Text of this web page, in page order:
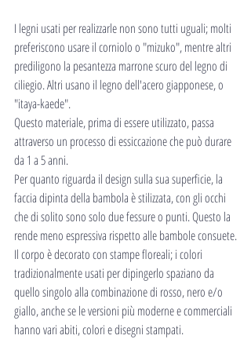
I legni usati per realizzarle non sono tutti uguali; molti
preferiscono usare il corniolo o "mizuko", mentre altri
prediligono la pesantezza marrone scuro del legno di
ciliegio. Altri usano il legno dell'acero giapponese, o
"itaya-kaede".
Questo materiale, prima di essere utilizzato, passa
attraverso un processo di essiccazione che può durare
da 1 a 5 anni.
Per quanto riguarda il design sulla sua superficie, la
faccia dipinta della bambola è stilizzata, con gli occhi
che di solito sono solo due fessure o punti. Questo la
rende meno espressiva rispetto alle bambole consuete.
Il corpo è decorato con stampe floreali; i colori
tradizionalmente usati per dipingerlo spaziano da
quello singolo alla combinazione di rosso, nero e/o
giallo, anche se le versioni più moderne e commerciali
hanno vari abiti, colori e disegni stampati.